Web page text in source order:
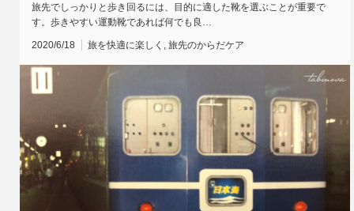
旅先でしっかりと歩き回るには、目的に適した靴を選ぶことが重要で
す。歩きやすい運動靴であれば何でも良…
2020/6/18 旅を快適に楽しく 旅先のからだケア